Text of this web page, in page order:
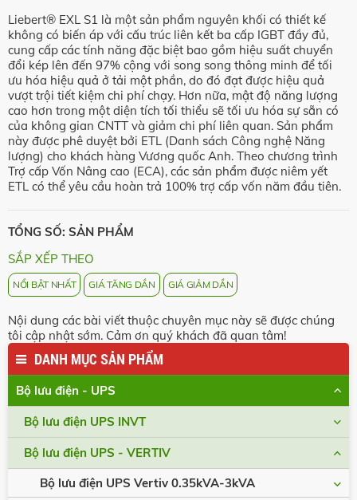
Liebert® EXL S1 là một sản phẩm nguyên khối có thiết kế
không có biến áp với cấu trúc liên kết ba cấp IGBT đầy đủ,
cung cấp các tính năng đặc biệt bao gồm hiệu suất chuyển
đổi kép lên đến 97% cộng với song song thông minh để tối
ưu hóa hiệu quả ở tải một phần, do đó đạt được hiệu quả
vượt trội tiết kiệm chi phí chạy. Hơn nữa, mật độ năng lượng
cao hơn trong một diện tích tối thiểu sẽ tối ưu hóa sự sẵn có
của không gian CNTT và giảm chi phí liên quan. Sản phẩm
này được phê duyệt bởi ETL (Danh sách Công nghệ Năng
lượng) cho khách hàng Vương quốc Anh. Theo chương trình
Trợ cấp Vốn Nâng cao (ECA), các sản phẩm được niêm yết
ETL có thể yêu cầu hoàn trả 100% trợ cấp vốn năm đầu tiên.
TỔNG SỐ: SẢN PHẨM
SẮP XẾP THEO
NỔI BẬT NHẤT GIÁ TĂNG DẦN GIÁ GIẢM DẦN
Nội dung các bài viết thuộc chuyên mục này sẽ được chúng
tôi cập nhật sớm. Cảm ơn quý khách đã quan tâm!
DANH MỤC SẢN PHẨM
Bộ lưu điện - UPS
Bộ lưu điện UPS INVT
Bộ lưu điện UPS - VERTIV
Bộ lưu điện UPS Vertiv 0.35kVA-3kVA